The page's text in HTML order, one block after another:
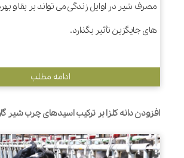
مصرف شیر در اوایل زندگی می تواند بر بقا و
های جایگزین تأثیر بگذارد.
ادامه مطلب